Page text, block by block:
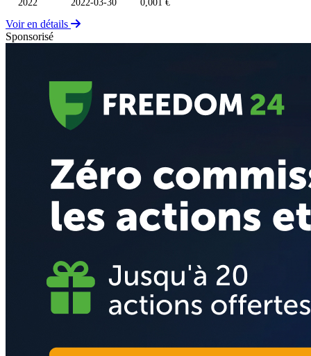
2022 2022-03-30 0,001 €
Voir en détails
Sponsorisé